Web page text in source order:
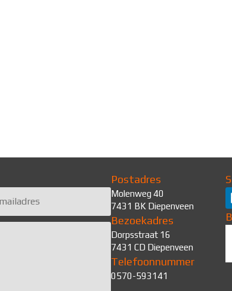
Postadres
Molenweg 40
7431 BK Diepenveen
Bezoekadres
Dorpsstraat 16
7431 CD Diepenveen
Telefoonnummer
0570-593141